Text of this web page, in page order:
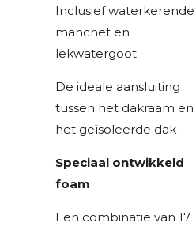
Inclusief waterkerende
manchet en
lekwatergoot
De ideale aansluiting
tussen het dakraam en
het geïsoleerde dak
Speciaal ontwikkeld
foam
Een combinatie van 17